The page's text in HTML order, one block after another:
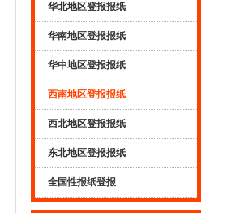
华北地区登报报纸
华南地区登报报纸
华中地区登报报纸
西南地区登报报纸
西北地区登报报纸
东北地区登报报纸
全国性报纸登报